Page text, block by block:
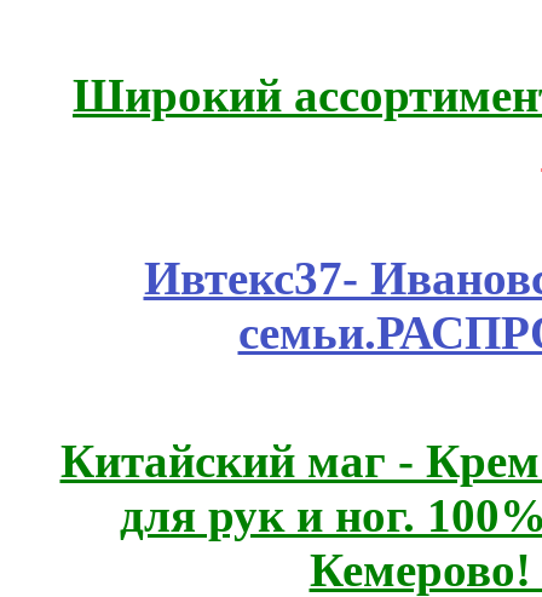
Широкий
Ивтекс37-
Китайский маг -
для рук и ног.